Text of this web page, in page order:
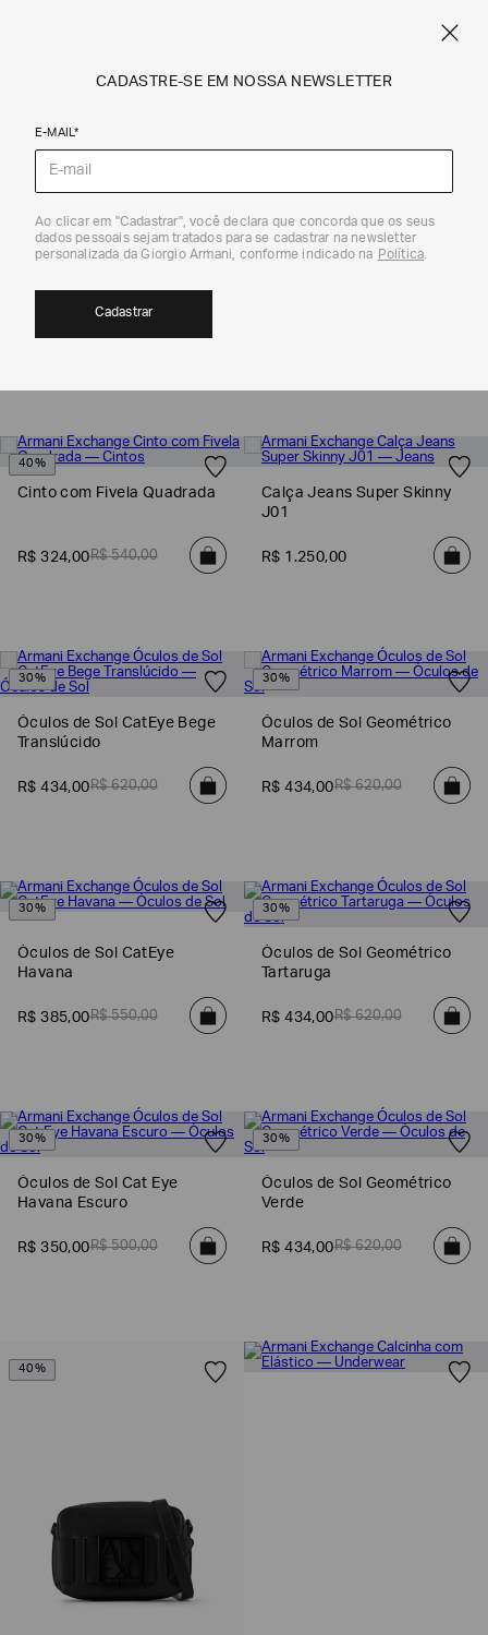
Coleção
PRESENTES PARA ELA | ARMANI EXCHANGE
40%
Cinto com Fivela Quadrada
R$ 324,00R$ 540,00
Calça Jeans Super Skinny
J01
R$ 1 .250,00
30%
Óculos de Sol CatEye Bege
Translúcido
R$ 434,00R$ 620,00
30%
Óculos de Sol Geométrico
Marrom
R$ 434,00R$ 620,00
30%
Óculos de Sol CatEye
Havana
R$ 385,00R$ 550,00
30%
Óculos de Sol Geométrico
Tartaruga
R$ 434,00R$ 620,00
30%
Óculos de Sol Cat Eye
Havana Escuro
R$ 350,00R$ 500,00
30%
Óculos de Sol Geométrico
Verde
R$ 434,00R$ 620,00
40%
CADASTRE-SE EM NOSSA NEWSLETTER
E-MAIL*
Ao clicar em "Cadastrar", você declara que concorda que os seus
dados pessoais sejam tratados para se cadastrar na newsletter
personalizada da Giorgio Armani, conforme indicado na Política.
Cadastrar
Poderia
NOME*
NASCIMENTO*
interessado
nas
todos
Armani
Femininos